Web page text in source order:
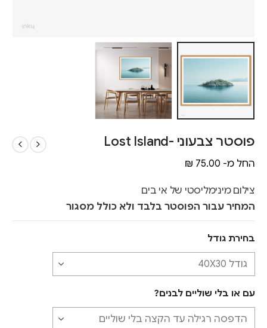
פוסטר צבעוני -Lost Island
החל מ- ₪ 75.00
צילום מינימליסטי של אי בים
המחיר עבור הפוסטר בלבד ולא כולל מסגור
בחירת גודל
עם או בלי שוליים לבנים?